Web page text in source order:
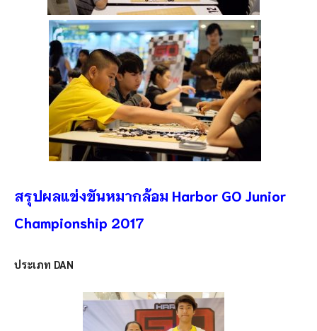
สรุปผลแข่งขันหมากล้อม Harbor GO Junior
Championship 2017
ประเภท DAN